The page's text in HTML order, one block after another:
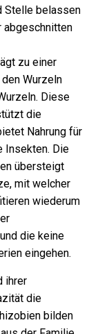
Stelle belassen
abgeschnitten
zu einer
Wurzeln
Diese
die
Nahrung für
Insekten. Die
übersteigt
mit welcher
wiederum
die keine
eingehen.
ihrer
die
bilden